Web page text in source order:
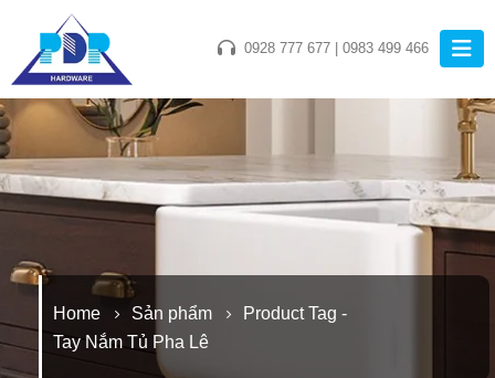
0928 777 677 0983 499 466
Home Sản phẩm
Product Tag -
Tay Nắm Tủ Pha Lê